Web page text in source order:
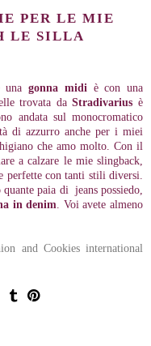
PER LE MIE
LE SILLA
una gonna midi è con una
trovata daStradivarius è
andata sul monocromatico
di azzurro anche per i miei
che amo molto. Con il
a calzare le mie slingback,
con tanti stili diversi.
paia di jeans possiedo,
in denim . Voi avete almeno
and Cookies international